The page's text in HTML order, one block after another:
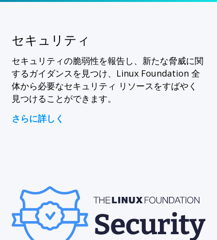
セキュリティ
セキュリティの脆弱性を報告し、新たな脅威に関
するガイダンスを見つけ、Linux Foundation 全
体から必要なセキュリティ リソースをすばやく
見つけることができます。
さらに詳しく